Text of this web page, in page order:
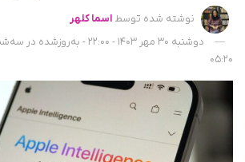
نوشته شده توسط اسما کلهر
05:20